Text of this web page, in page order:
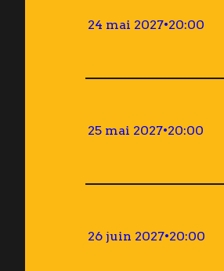
24 mai 2027•20:00
25 mai 2027•20:00
26 juin 2027•20:00